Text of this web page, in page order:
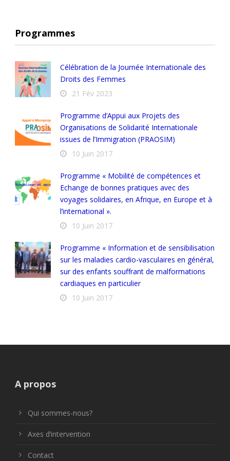
Programmes
Célébration de la Journée Internationale des
Droits des Femmes
21 Fév 2023
Programme d’Appui aux Projets des
Organisations de Solidarité Internationale
issues de l’Immigration (PRAOSIM)
10 Juin 2017
Programme « Mobilité de compétences et
Echange de bonnes pratiques avec des
voyages solidaires, en Afrique, en Europe et à
l’international ».
10 Juin 2017
Programme « Information et de sensibilisation
sur les maladies cardio-vasculaires en général,
sur des enfants souffrant de malformations
cardiaques en particulier
10 Juin 2017
A propos
Qui sommes-nous?
Axes d’intervention
Contact